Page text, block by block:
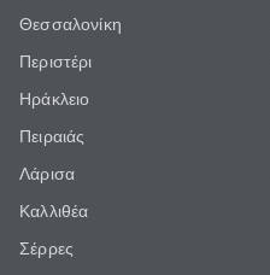
Θεσσαλονίκη
Περιστέρι
Ηράκλειο
Πειραιάς
Λάρισα
Καλλιθέα
Σέρρες